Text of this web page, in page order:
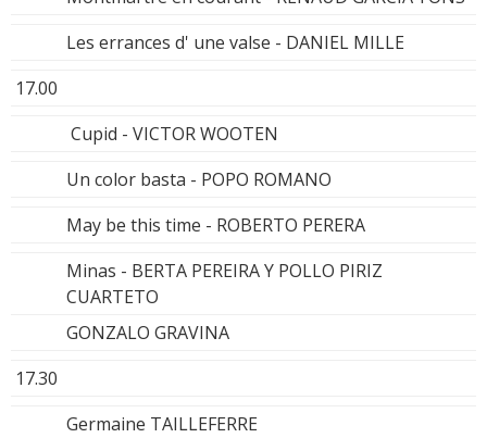
Les errances d' une valse - DANIEL MILLE
17.00
Cupid - VICTOR WOOTEN
Un color basta - POPO ROMANO
May be this time - ROBERTO PERERA
Minas - BERTA PEREIRA Y POLLO PIRIZ
CUARTETO
GONZALO GRAVINA
17.30
Germaine TAILLEFERRE